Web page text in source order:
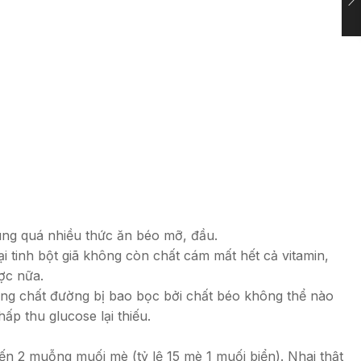
quá nhiều thức ăn béo mỡ, đầu.
bột giã không còn chất cám mất hết cả vitamin,
nữa.
chất đường bị bao bọc bởi chất béo không thể nào
thu glucose lại thiếu.
muỗng muối mè (tỷ lệ 15 mè 1 muối biển). Nhai thật